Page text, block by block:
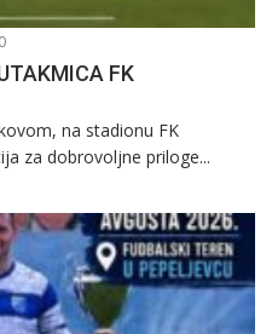
0
FK
na stadionu FK
za dobrovoljne priloge...